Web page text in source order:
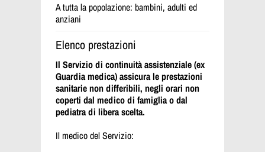
A tutta la popolazione: bambini, adulti ed
anziani
Elenco prestazioni
Il Servizio di continuità assistenziale (ex
Guardia medica) assicura le prestazioni
sanitarie non differibili, negli orari non
coperti dal medico di famiglia o dal
pediatra di libera scelta.
Il medico del Servizio: